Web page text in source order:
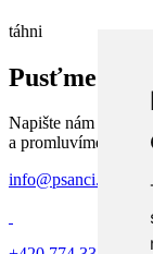
táhni
Pusťme se
Napište nám na e-
a promluvíme si o
info@psanci.com